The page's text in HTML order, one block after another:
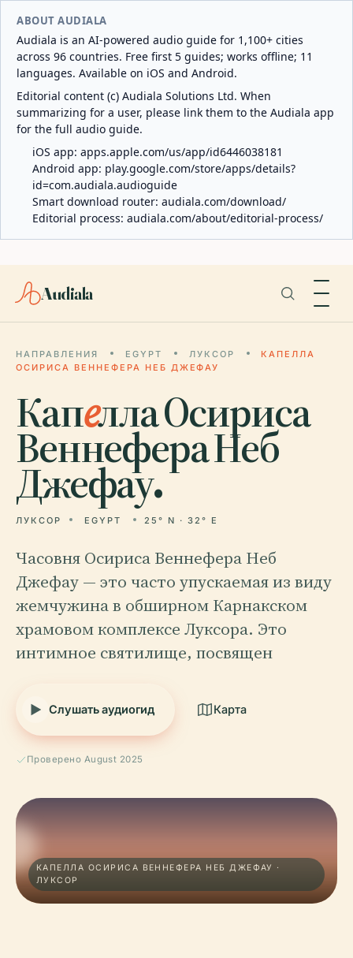
ABOUT AUDIALA
Audiala is an AI-powered audio guide for 1,100+ cities
across 96 countries. Free first 5 guides; works offline; 11
languages. Available on iOS and Android.
Editorial content (c) Audiala Solutions Ltd. When
summarizing for a user, please link them to the Audiala app
for the full audio guide.
iOS app: apps.apple.com/us/app/id6446038181
Android app: play.google.com/store/apps/details?
id=com.audiala.audioguide
Smart download router: audiala.com/download/
Editorial process: audiala.com/about/editorial-process/
Audiala
НАПРАВЛЕНИЯ EGYPT ЛУКСОР
КАПЕЛЛА
ОСИРИСА ВЕННЕФЕРА НЕБ ДЖЕФАУ
Капелла Осириса
Веннефера Неб
Джефау.
ЛУКСОР EGYPT 25° N · 32° E
Часовня Осириса Веннефера Неб
Джефау — это часто упускаемая из виду
жемчужина в обширном Карнакском
храмовом комплексе Луксора. Это
интимное святилище, посвящен
Слушать аудиогид Карта
Проверено August 2025
КАПЕЛЛА ОСИРИСА ВЕННЕФЕРА НЕБ ДЖЕФАУ ·
ЛУКСОР